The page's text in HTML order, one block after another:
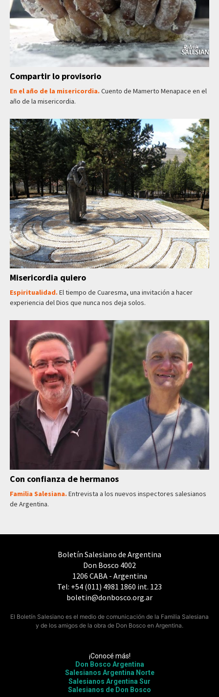
Compartir lo provisorio
En el año de la misericordia. Cuento de Mamerto Menapace en el
año de la misericordia.
Misericordia quiero
Espiritualidad. El tiempo de Cuaresma, una invitación a hacer
experiencia del Dios que nunca nos deja solos.
Con confianza de hermanos
Familia Salesiana. Entrevista a los nuevos inspectores salesianos
de Argentina.
Boletín Salesiano de Argentina
Don Bosco 4002
1206 CABA - Argentina
Tel: +54 (011) 4981 1860 int. 123
boletin@donbosco.org.ar
El Boletín Salesiano es el medio de comunicación de la Familia Salesiana
y de los amigos de la obra de Don Bosco en Argentina.
¡Conocé más!
Don Bosco Argentina
Salesianos Argentina Norte
Salesianos Argentina Sur
Salesianos de Don Bosco